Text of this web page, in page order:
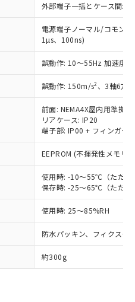
外部端子一括とケース間:
電源端子ノーマル/コモン
1µs、100ns)
誤動作: 10～55Hz 加速度
誤動作: 150m/s2 、3軸6方
前面: NEMA4X屋内用準拠
リアケース: IP20
端子部: IP00 + フィンガー
EEPROM (不揮発性メモリ)
使用時: -10～55℃（ただし
保存時: -25～65℃（ただし
使用時: 25～85%RH
防水パッキン、フィクスチ
約300g
準価格結果を当社の
三者に漏洩または開
いします。
部品リスト作成サー
ただくには、I-Web
録されている必要が
サイト上で当社にご
ストについて、当社
利用者が、当社の製
するお客様との取
範囲で利用すること
者とは、"個人情報
の「1.共同利
載されている法人を
況などにより、予定
ンロード
ダウンロードするこ
）の非含有証明書
（当社基準）
非含有を証明する
タル酸エステル類４
完了までの期間は出
することから備考
りました。
物質）のすべてが基
します。
況下において有害物
境に深刻な影響を
当社販売部門へお問
を第三者に販売する
ます。また当社は、
に係わる関係者が違
れがある場合は、取
当社販売員にご確
、また在庫状況の
ていない機種